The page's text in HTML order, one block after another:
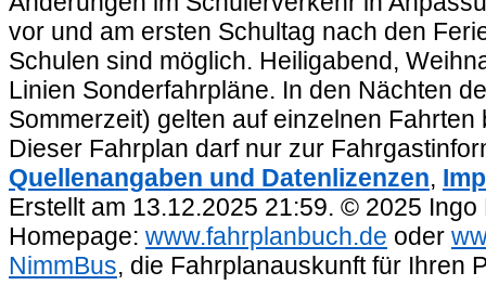
vor und am ersten Schultag nach den
Schulen sind möglich. Heiligabend,
Linien Sonderfahrpläne. In den Nächten
Sommerzeit) gelten auf einzelnen
Dieser Fahrplan darf nur zur
Quellenangaben und Datenlizenzen,
Erstellt am 13.12.2025 21:59. © 2025
Homepage: www.fahrplanbuch.de oder
NimmBus, die Fahrplanauskunft für Ihren